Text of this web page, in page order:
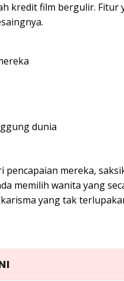
kredit film bergulir. Fitur
dunia
mereka,
memilih wanita yang
yang tak